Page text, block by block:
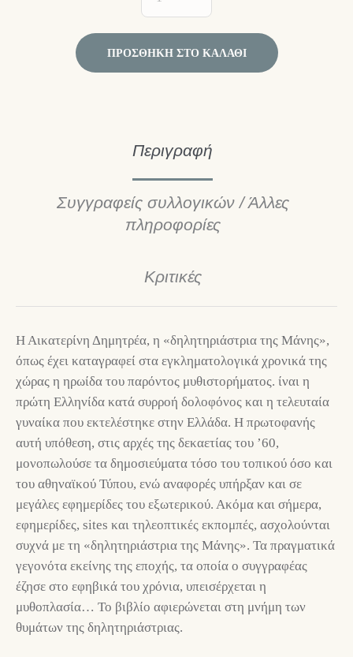
ΠΡΟΣΘΉΚΗ ΣΤΟ ΚΑΛΆΘΙ
Περιγραφή
Συγγραφείς συλλογικών / Άλλες
πληροφορίες
Κριτικές
Η Αικατερίνη Δημητρέα, η «δηλητηριάστρια της Μάνης»,
όπως έχει καταγραφεί στα εγκληματολογικά χρονικά της
χώρας η ηρωίδα του παρόντος μυθιστορήματος. ίναι η
πρώτη Ελληνίδα κατά συρροή δολοφόνος και η τελευταία
γυναίκα που εκτελέστηκε στην Ελλάδα. Η πρωτοφανής
αυτή υπόθεση, στις αρχές της δεκαετίας του ’60,
μονοπωλούσε τα δημοσιεύματα τόσο του τοπικού όσο και
του αθηναϊκού Τύπου, ενώ αναφορές υπήρξαν και σε
μεγάλες εφημερίδες του εξωτερικού. Ακόμα και σήμερα,
εφημερίδες, sites και τηλεοπτικές εκπομπές, ασχολούνται
συχνά με τη «δηλητηριάστρια της Μάνης». Τα πραγματικά
γεγονότα εκείνης της εποχής, τα οποία ο συγγραφέας
έζησε στο εφηβικά του χρόνια, υπεισέρχεται η
μυθοπλασία… Το βιβλίο αφιερώνεται στη μνήμη των
θυμάτων της δηλητηριάστριας.